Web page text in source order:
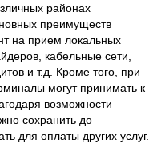
районах
преимуществ
на прием локальных
кабельные сети,
и т.д. Кроме того, при
могут принимать к
возможности
сохранить до
для оплаты других услуг.